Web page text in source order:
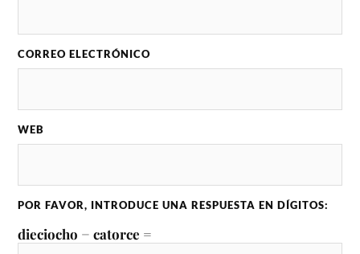
CORREO ELECTRÓNICO
WEB
POR FAVOR, INTRODUCE UNA RESPUESTA EN DÍGITOS:
dieciocho − catorce =